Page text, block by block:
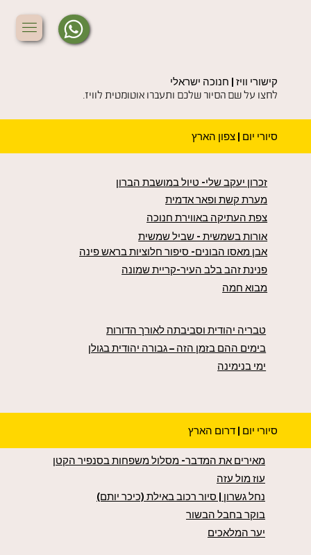
קישורי וויז | חנוכה ישראלי
לחצו על שם הסיור שלכם ותעברו אוטומטית לוויז.
סיורי יום | צפון הארץ
זכרון יעקב שלי- טיול במושבת הברון
אורות בשמשית - שביל שמשית
מערת קשת ופאר אדמית
צפת העתיקה באווירת חנוכה
אבן מאסו הבונים- סיפור חלוציות בראש פינה
פנינת זהב בלב העיר-קריית שמונה
מבוא חמה
טבריה יהודית וסביבתה לאורך הדורות
בימים ההם בזמן הזה – גבורה יהודית בגולן
ימי בנימינה
סיורי יום | דרום הארץ
מאירים את המדבר- מסלול משפחות בסנפיר הקטן
עוז מול עזה
נחל גשרון | סיור רכוב באילת (כיכר יותם)
בוקר בחבל הבשור
יער המלאכים